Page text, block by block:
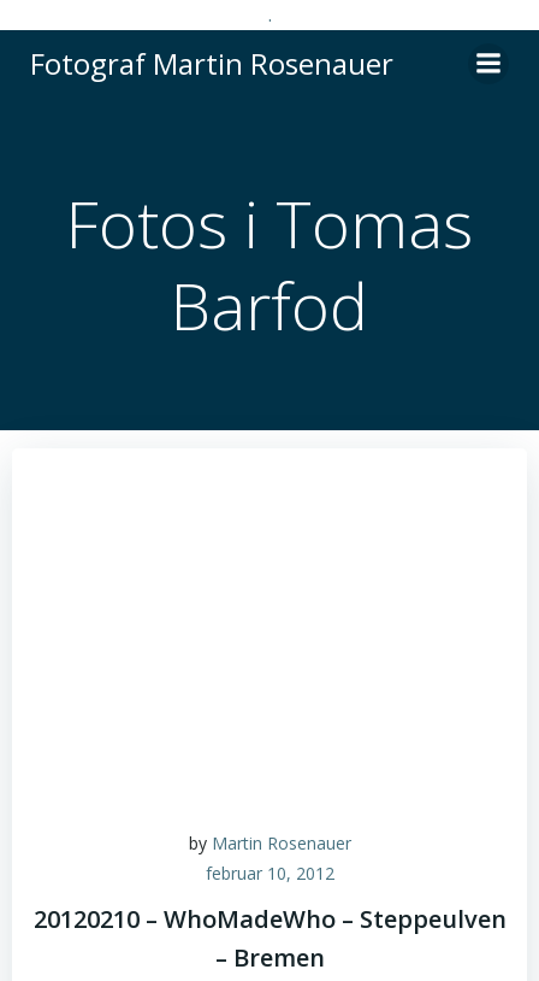
.
til
Fotograf Martin Rosenauer
Fotos i Tomas
Barfod
by Martin Rosenauer
februar 10, 2012
20120210 – WhoMadeWho – Steppeulven
– Bremen